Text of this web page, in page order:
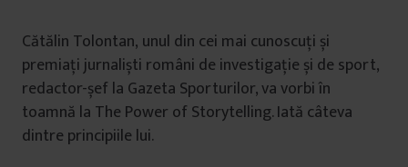
Cătălin Tolontan, unul din cei mai cunoscuți și
premiați jurnaliști români de investigație și de sport,
redactor-șef la Gazeta Sporturilor, va vorbi în
toamnă la The Power of Storytelling. Iată câteva
dintre principiile lui.